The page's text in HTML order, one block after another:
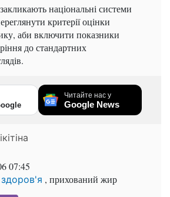
національні системи
критерії оцінки
аби включити показники
до стандартних
Читайте нас у
Google News
07:45
здоров'я , прихований жир